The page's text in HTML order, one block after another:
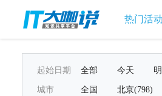
热门活动
起始日期 全部 今天
城市 全国 北京(798)